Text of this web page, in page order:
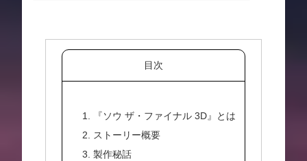
目次
1. 『ソウ ザ・ファイナル 3D』とは
2. ストーリー概要
3. 製作秘話